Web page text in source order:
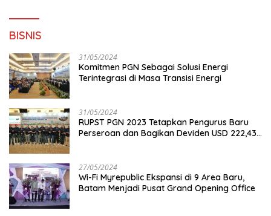
BISNIS
31/05/2024
Komitmen PGN Sebagai Solusi Energi
Terintegrasi di Masa Transisi Energi
31/05/2024
RUPST PGN 2023 Tetapkan Pengurus Baru
Perseroan dan Bagikan Deviden USD 222,43
27/05/2024
Wi-Fi Myrepublic Ekspansi di 9 Area Baru,
Batam Menjadi Pusat Grand Opening Office